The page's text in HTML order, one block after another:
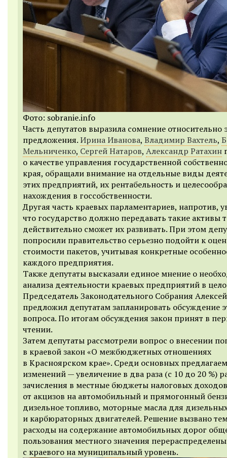
Фото: sobranie.info
Часть депутатов выразила сомнение относительно
предложения.Ирина Иванова, Владимир Вахтель,
Мельниченко, Сергей Натаров, Александр Ратахин
о качестве управления государственной
края, обращали внимание на отдельные виды
этих предприятий, их рентабельность и
нахождения в госсобственности.
Другая часть краевых парламентариев, напротив,
что государство должно передавать такие активы
действительно сможет их развивать. При этом
попросили правительство серьезно подойти к
стоимости пакетов, учитывая конкретные
каждого предприятия.
Также депутаты высказали единое мнение о
анализа деятельности краевых предприятий в
Председатель Законодательного Собрания
предложил депутатам запланировать обсуждение
вопроса. По итогам обсуждения закон принят в
чтении.
Затем депутаты рассмотрели вопрос о внесении
в краевой закон «О межбюджетных отношениях
в Красноярском крае». Среди основных
изменений — увеличение в два раза (с 10 до 20 %)
зачисления в местные бюджеты налоговых доходов
от акцизов на автомобильный и прямогонный
дизельное топливо, моторные масла для
и карбюраторных двигателей. Решение вызвано
расходы на содержание автомобильных дорог
пользования местного значения перераспределены
с краевого на муниципальный уровень.